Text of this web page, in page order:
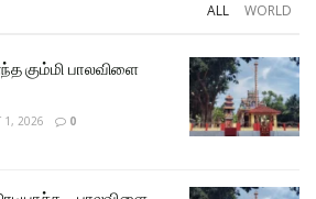
ALL WORLD
கும்மி பாலவிளை
1, 2026 0